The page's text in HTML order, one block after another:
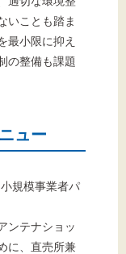
いことも踏ま
最小限に抑え
の整備も課題
ュー
規模事業者パ
ンテナショッ
に、直売所兼